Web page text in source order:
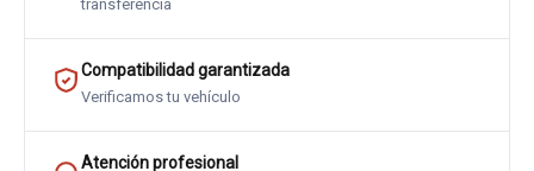
transferencia
Compatibilidad garantizada
Verificamos tu vehículo
Atención profesional